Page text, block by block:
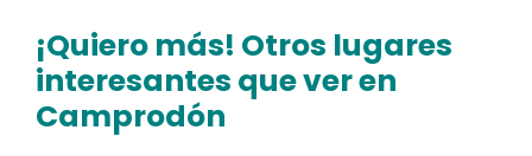
¡Quiero más! Otros lugares
interesantes que ver en
Camprodón